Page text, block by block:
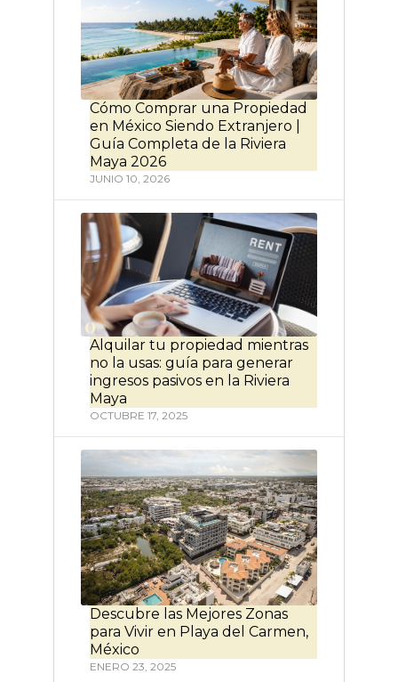
Cómo Comprar una Propiedad
en México Siendo Extranjero |
Guía Completa de la Riviera
Maya 2026
JUNIO 10, 2026
Alquilar tu propiedad mientras
no la usas: guía para generar
ingresos pasivos en la Riviera
Maya
OCTUBRE 17, 2025
Descubre las Mejores Zonas
para Vivir en Playa del Carmen,
México
ENERO 23, 2025